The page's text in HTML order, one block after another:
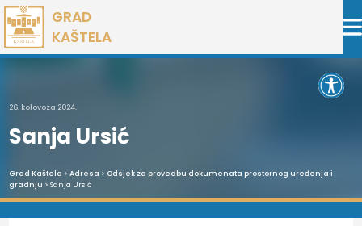
Preskoči
na
sadržaj
GRAD
KAŠTELA
26. kolovoza 2024.
Sanja Ursić
Grad Kaštela > Adresa > Odsjek za provedbu dokumenata prostornog uređenja i
gradnju > Sanja Ursić